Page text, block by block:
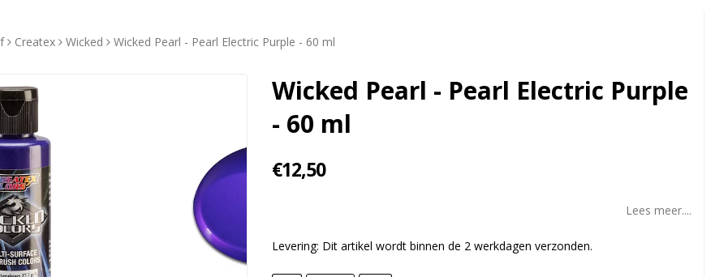
Createx Wicked Wicked Pearl - Pearl Electric Purple - 60 ml
Wicked Pearl - Pearl Electric Purple
- 60 ml
€12,50
Lees meer....
Levering: Dit artikel wordt binnen de 2 werkdagen verzonden.